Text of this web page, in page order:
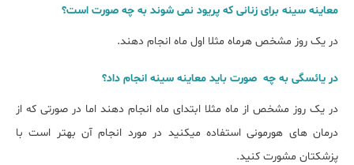
معاینه سینه برای زنانی که پریود نمی شوند به چه صورت است؟
در یک روز مشخص هرماه مثلا اول ماه انجام دهند.
در یائسگی به چه صورت باید معاینه سینه انجام داد؟
در یک روز مشخص از ماه مثلا ابتدای ماه انجام دهند اما در صورتی که از
درمان های هورمونی استفاده میکنید در مورد انجام آن بهتر است با
پزشکتان مشورت کنید.